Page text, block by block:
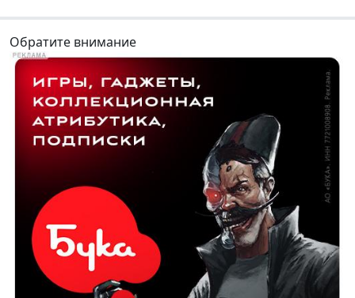
Обратите внимание